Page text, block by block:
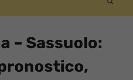
– Sassuolo: